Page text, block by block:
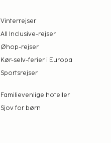
Vinterrejser
All Inclusive-rejser
Øhop-rejser
Kør-selv-ferier i Europa
Sportsrejser
Familievenlige hoteller
Sjov for børn